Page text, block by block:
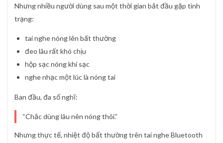
Nhưng nhiều người dùng sau một thời gian bắt đầu gặp tình
trạng:
tai nghe nóng lên bất thường
đeo lâu rất khó chịu
hộp sạc nóng khi sạc
nghe nhạc một lúc là nóng tai
Ban đầu, đa số nghĩ:
“Chắc dùng lâu nên nóng thôi.”
Nhưng thực tế, nhiệt độ bất thường trên tai nghe Bluetooth